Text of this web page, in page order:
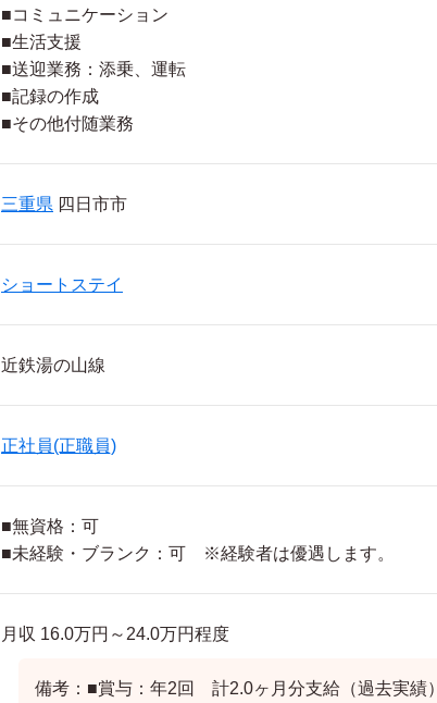
■コミュニケーション
■生活支援
■送迎業務：添乗、運転
■記録の作成
■その他付随業務
三重県 四日市市
ショートステイ
近鉄湯の山線
正社員(正職員)
■無資格：可
■未経験・ブランク：可 ※経験者は優遇します。
月収 16.0万円～24.0万円程度
備考：■賞与：年2回 計2.0ヶ月分支給（過去実績）